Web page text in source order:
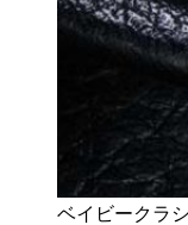
ベイビークラ